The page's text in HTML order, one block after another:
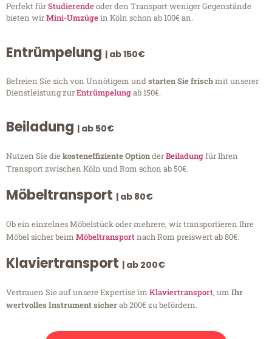
Perfekt fürStudierendeoder den Transport weniger Gegenstände
bieten wirMini-Umzügein Köln schon ab 100€ an.
Entrümpelung | ab 150€
Befreien Sie sich von Unnötigem undstarten Sie frischmit unserer
Dienstleistung zurEntrümpelungab 150€.
Beiladung | ab 50€
Nutzen Sie diekosteneffiziente OptionderBeiladungfür Ihren
Transport zwischen Köln und Rom schon ab 50€.
Möbeltransport | ab 80€
Ob ein einzelnes Möbelstück oder mehrere, wir transportieren Ihre
Möbel sicher beim Möbeltransportnach Rom preiswert ab 80€.
Klaviertransport | ab 200€
Vertrauen Sie auf unsere Expertise im Klaviertransport, um Ihr
wertvolles Instrument sicherab 200€ zu befördern.